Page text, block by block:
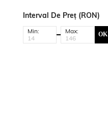
Interval De Preț (RON)
Min: Max: OK